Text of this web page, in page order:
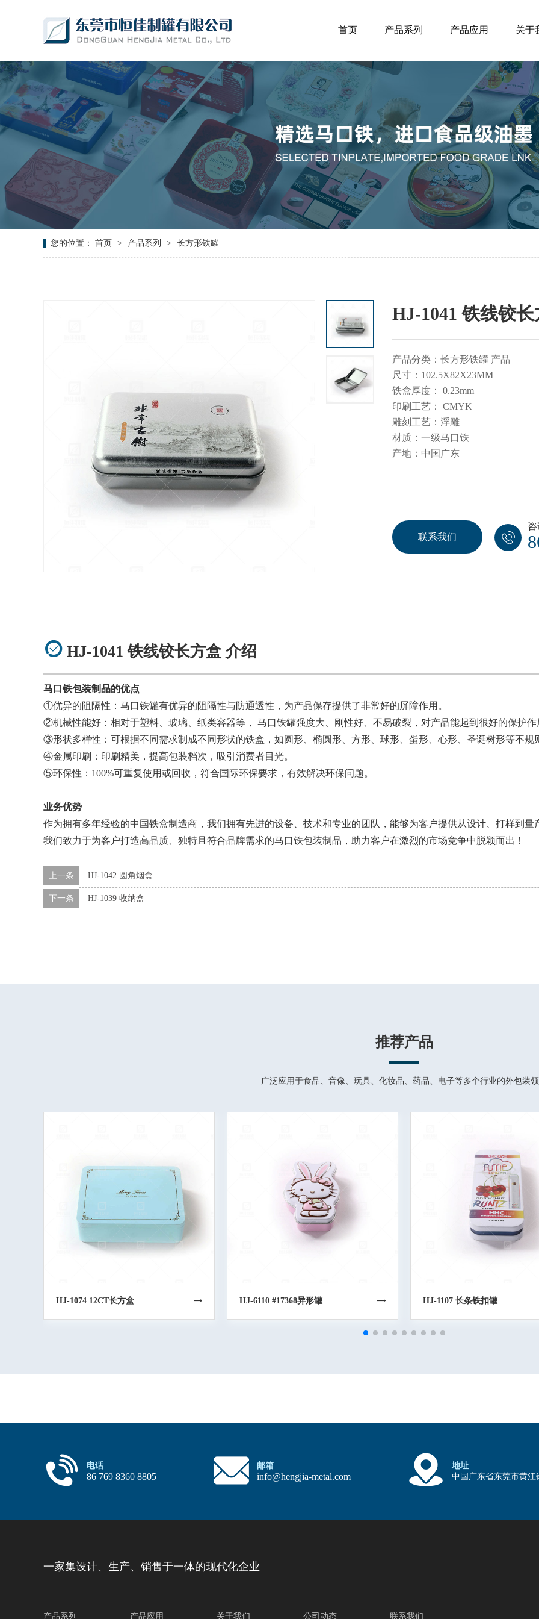
首页 产品系列 产品应用 关于
您的位置： 首页 > 产品系列 > 长方形铁罐
HJ-1041 铁线铰
产品分类：长方形铁罐 产品
尺寸：102.5X82X23MM
铁盒厚度： 0.23mm
印刷工艺： CMYK
雕刻工艺：浮雕
材质：一级马口铁
产地：中国广东
联系我们
HJ-1041 铁线铰长方盒 介绍
马口铁包装制品的优点
①优异的阻隔性：马口铁罐有优异的阻隔性与防通透性，为产品保存提供了非常好的屏障作用。
②机械性能好：相对于塑料、玻璃、纸类容器等， 马口铁罐强度大、刚性好、不易破裂，对产品能起到很好的保护作
③形状多样性：可根据不同需求制成不同形状的铁盒，如圆形、椭圆形、方形、球形、蛋形、心形、圣诞树形等不规
④金属印刷：印刷精美，提高包装档次，吸引消费者目光。
⑤环保性：100%可重复使用或回收，符合国际环保要求，有效解决环保问题。
业务优势
作为拥有多年经验的中国铁盒制造商，我们拥有先进的设备、技术和专业的团队，能够为客户提供从设计、打样到量
我们致力于为客户打造高品质、独特且符合品牌需求的马口铁包装制品，助力客户在激烈的市场竞争中脱颖而出！
上一条 HJ-1042 圆角烟盒
下一条 HJ-1039 收纳盒
推荐产品
广泛应用于食品、音像、玩具、化妆品、药品、电子等多个行业的外包装
HJ-1074 12CT长方盒 HJ-6110 #17368异形罐 HJ-1107 长条铁扣罐
电话
86 769 8360 8805
邮箱
info@hengjia-metal.com
地址
中国广东省东莞市黄江
一家集设计、生产、销售于一体的现代化企业
产品系列 产品应用 关于我们 公司动态 联系我们